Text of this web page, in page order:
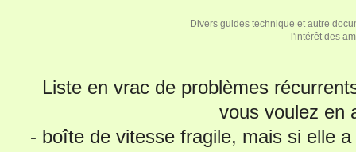
Divers guides technique et autre
l'intérêt des
Liste en vrac de problèmes
vous voulez en
- boîte de vitesse fragile, mais si elle